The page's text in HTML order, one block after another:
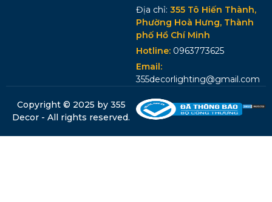
Địa chỉ: 355 Tô Hiến Thành,
Phường Hoà Hưng, Thành
phố Hồ Chí Minh
Hotline: 0963773625
Email:
355decorlighting@gmail.com
Copyright © 2025 by 355
Decor - All rights reserved.